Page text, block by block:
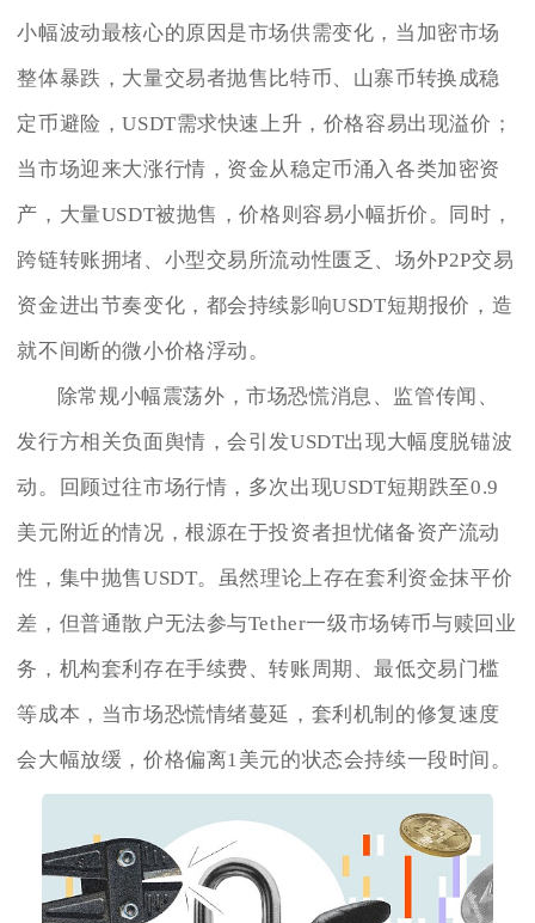
小幅波动最核心的原因是市场供需变化，当加密市场
整体暴跌，大量交易者抛售比特币、山寨币转换成稳
定币避险，USDT需求快速上升，价格容易出现溢价；
当市场迎来大涨行情，资金从稳定币涌入各类加密资
产，大量USDT被抛售，价格则容易小幅折价。同时，
跨链转账拥堵、小型交易所流动性匮乏、场外P2P交易
资金进出节奏变化，都会持续影响USDT短期报价，造
就不间断的微小价格浮动。
除常规小幅震荡外，市场恐慌消息、监管传闻、
发行方相关负面舆情，会引发USDT出现大幅度脱锚波
动。回顾过往市场行情，多次出现USDT短期跌至0.9
美元附近的情况，根源在于投资者担忧储备资产流动
性，集中抛售USDT。虽然理论上存在套利资金抹平价
差，但普通散户无法参与Tether一级市场铸币与赎回业
务，机构套利存在手续费、转账周期、最低交易门槛
等成本，当市场恐慌情绪蔓延，套利机制的修复速度
会大幅放缓，价格偏离1美元的状态会持续一段时间。